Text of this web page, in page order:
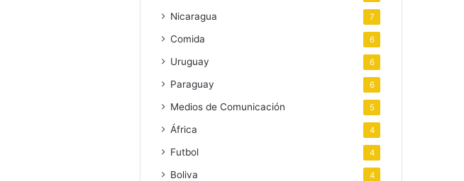
Nicaragua 7
Comida 6
Uruguay 6
Paraguay 6
Medios de Comunicación 5
África 4
Futbol 4
Boliva 4